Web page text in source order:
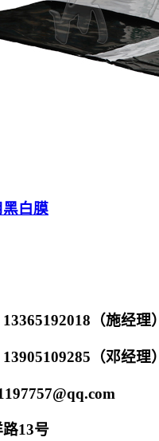
白膜
13365192018（施经理）
13905109285（邓经理）
13号